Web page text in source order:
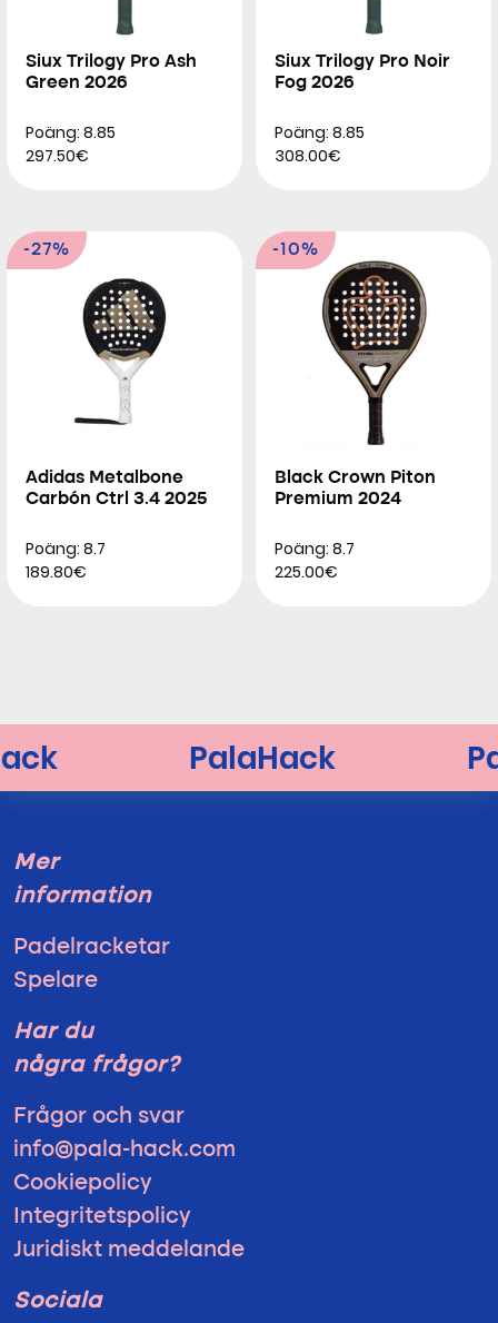
Siux Trilogy Pro Ash
Green 2026
Poäng: 8.85
297.50€
Siux Trilogy Pro Noir
Fog 2026
Poäng: 8.85
308.00€
-27%
Adidas Metalbone
Carbón Ctrl 3.4 2025
Poäng: 8.7
189.80€
-10%
Black Crown Piton
Premium 2024
Poäng: 8.7
225.00€
Mer
information
Padelracketar
Spelare
Har du
några frågor?
Frågor och svar
info@pala-hack.com
Cookiepolicy
Integritetspolicy
Juridiskt meddelande
Sociala